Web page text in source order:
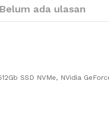
Belum ada ulasan
SSD NVMe, NVidia